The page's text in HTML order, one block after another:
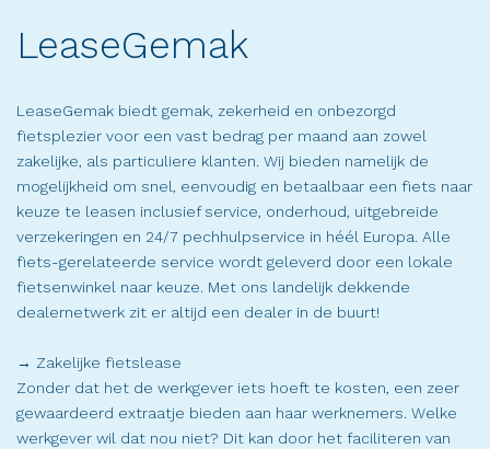
LeaseGemak
LeaseGemak biedt gemak, zekerheid en onbezorgd
fietsplezier voor een vast bedrag per maand aan zowel
zakelijke, als particuliere klanten. Wij bieden namelijk de
mogelijkheid om snel, eenvoudig en betaalbaar een fiets naar
keuze te leasen inclusief service, onderhoud, uitgebreide
verzekeringen en 24/7 pechhulpservice in héél Europa. Alle
fiets-gerelateerde service wordt geleverd door een lokale
fietsenwinkel naar keuze. Met ons landelijk dekkende
dealernetwerk zit er altijd een dealer in de buurt!
→ Zakelijke fietslease
Zonder dat het de werkgever iets hoeft te kosten, een zeer
gewaardeerd extraatje bieden aan haar werknemers. Welke
werkgever wil dat nou niet? Dit kan door het faciliteren van